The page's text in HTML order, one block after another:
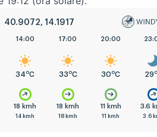
40.9072, 14.1917
14:00
34 oC
18 kmh
14 kmh
17:00
33 oC
18 kmh
18 kmh
20:00
30oC
11 kmh
11 kmh
29o
3.6
3.6